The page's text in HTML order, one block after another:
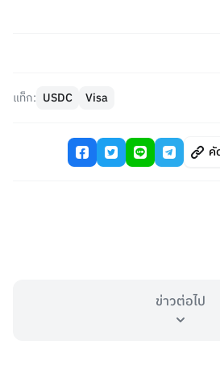
แท็ก: USDC Visa
คั
ข่าวต่อไป